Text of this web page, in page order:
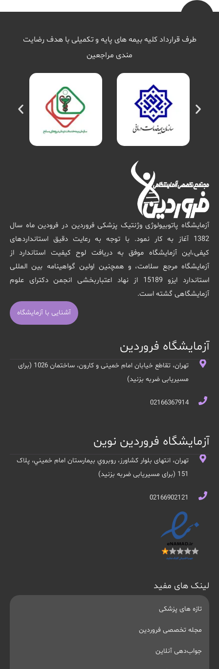
طرف قرارداد کلیه بیمه های پایه و تکمیلی با هدف رضایت
مندی مراجعین
آزمایشگاه پاتوبیولوژی وژنتیک پزشکی فروردین در فرودین ماه سال
1382 آغاز به کار نمود. با توجه به رعایت دقیق استانداردهای
کیفی،این آزمایشگاه موفق به دریافت لوح کیفیت استاندارد از
آزمایشگاه مرجع سلامت، و همچنین اولین گواهینامه بین المللی
استاندارد ایزو 15189 از نهاد اعتباربخشی انجمن دکترای علوم
آزمایشگاهی گشته است.
آشنایی با آزمایشگاه
آزمایشگاه فروردین
تهران، تقاطع خیابان امام خمینی و کارون، ساختمان 1026 (برای
مسیریابی ضربه بزنید)
02166367914
آزمایشگاه فروردین نوین
تهران، انتهای بلوار کشاورز، روبروي بيمارستان امام خميني، پلاک
151 (برای مسیریابی ضربه بزنید)
02166902121
لینک های مفید
تازه های پزشکی
مجله تخصصی فروردین
جواب‌دهی آنلاین